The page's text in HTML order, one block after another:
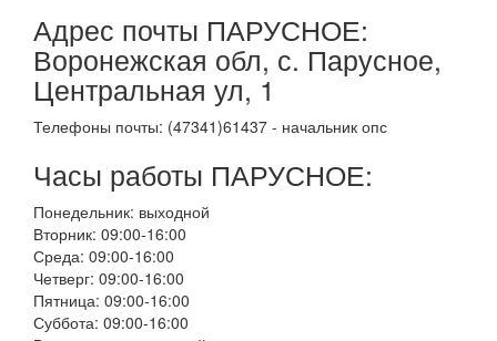
Адрес почты ПАРУСНОЕ:
Воронежская обл, с. Парусное,
Центральная ул, 1
Телефоны почты: (47341)61437 - начальник опс
Часы работы ПАРУСНОЕ:
Понедельник: выходной
Вторник: 09:00-16:00
Среда: 09:00-16:00
Четверг: 09:00-16:00
Пятница: 09:00-16:00
Суббота: 09:00-16:00